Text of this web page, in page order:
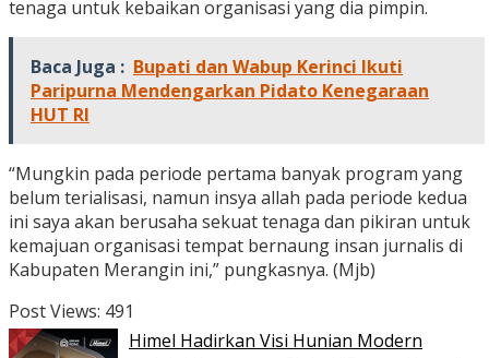
tenaga untuk kebaikan organisasi yang dia pimpin.
Baca Juga : Bupati dan Wabup Kerinci Ikuti
Paripurna Mendengarkan Pidato Kenegaraan
HUT RI
“Mungkin pada periode pertama banyak program yang
belum terialisasi, namun insya allah pada periode kedua
ini saya akan berusaha sekuat tenaga dan pikiran untuk
kemajuan organisasi tempat bernaung insan jurnalis di
Kabupaten Merangin ini,” pungkasnya. (Mjb)
Post Views: 491
Himel Hadirkan Visi Hunian Modern